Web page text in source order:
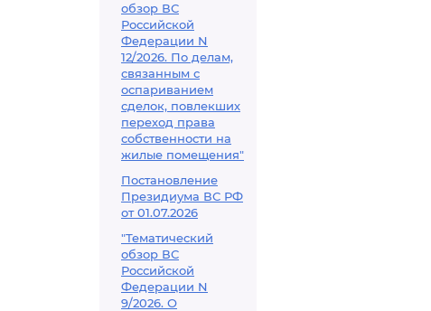
обзор ВС
Российской
Федерации N
12/2026. По делам,
связанным с
оспариванием
сделок, повлекших
переход права
собственности на
жилые помещения"
Постановление
Президиума ВС РФ
от 01.07.2026
"Тематический
обзор ВС
Российской
Федерации N
9/2026. О